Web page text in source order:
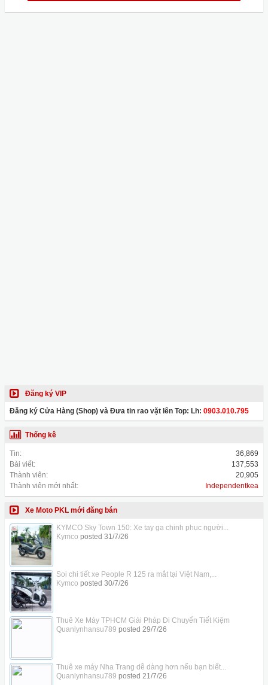
Đăng ký VIP
Đăng ký Cửa Hàng (Shop) và Đưa tin rao vặt lên Top: Lh: 0903.010.795
Thống kê
Tin:
36,869
Bài viết:
137,553
Thành viên:
20,905
Thành viên mới nhất:
Independentkea
Xe Moto PKL mới đăng bán
KYMCO Sky Town 150: Xe tay ga chinh phục người...
Kymco posted 31/7/26
Soi chi tiết xe People R 125 ra mắt tại Việt Nam,...
Kymco posted 30/7/26
Thuê Xe Máy TPHCM Giải Pháp Di Chuyển Tiết Kiệm
Quanlynhansu789 posted 29/7/26
Thuê xe máy Nha Trang dễ dàng hơn nếu bạn biết...
Quanlynhansu789 posted 21/7/26